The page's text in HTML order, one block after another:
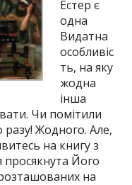
Естер є
одна
Видатна
особливіс
ть, на яку
жодна
інша
Чи помітили
разу! Жодного. Але,
на книгу з
просякнута Його
на